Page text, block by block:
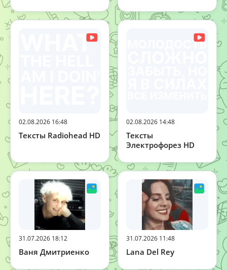
02.08.2026 16:48
Тексты Radiohead HD
02.08.2026 14:48
Тексты
Электрофорез HD
31.07.2026 18:12
Ваня Дмитриенко
31.07.2026 11:48
Lana Del Rey